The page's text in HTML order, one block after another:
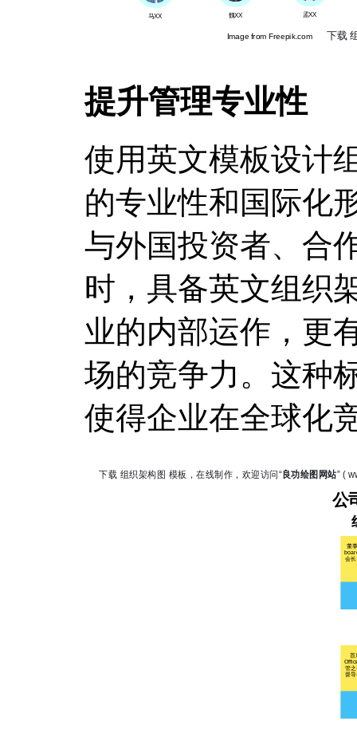
提升管理专业性
使用英文模板设计
的专业性和国际化
与外国投资者、合
时，具备英文组织
业的内部运作，更
场的竞争力。这种
使得企业在全球化